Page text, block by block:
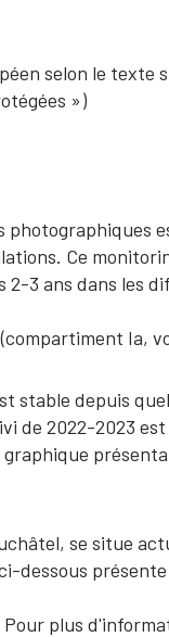
selon le texte
»​)
photographiques
Ce
3 ans dans les
Ia,
stable depuis
de 2022-2023
se situe
dessous
plus